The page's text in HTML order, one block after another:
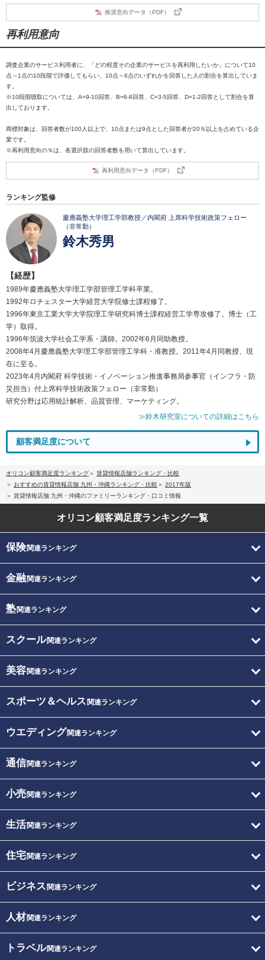
推奨意向データ（PDF）
再利用意向
調査企業のサービス利用者に、「どの程度その企業のサービスを再利用したいか」について10
点～1点の10段階で評価してもらい、10点～6点のいずれかを回答した人の割合を算出していま
す。
※10段階聴取については、A=9-10回答、B=6-8回答、C=3-5回答、D=1-2回答として割合を算
出しております。
商標対象は、回答者数が100人以上で、10点または9点とした回答者が20％以上を占めている企
業です。
※再利用意向の％は、各選択肢の回答者数を用いて算出しています。
再利用意向データ（PDF）
ランキング監修
慶應義塾大学理工学部教授／内閣府 上席科学技術政策フェロー
（非常勤）
鈴木秀男
【経歴】
1989年慶應義塾大学理工学部管理工学科卒業。
1992年ロチェスター大学経営大学院修士課程修了。
1996年東京工業大学大学院理工学研究科博士課程経営工学専攻修了。博士（工
学）取得。
1996年筑波大学社会工学系・講師。2002年6月同助教授。
2008年4月慶應義塾大学理工学部管理工学科・准教授。2011年4月同教授、現
在に至る。
2023年4月内閣府 科学技術・イノベーション推進事務局参事官（インフラ・防
災担当）付上席科学技術政策フェロー（非常勤）
研究分野は応用統計解析、品質管理、マーケティング。
≫鈴木研究室についての詳細はこちら
顧客満足度について
オリコン顧客満足度ランキング
賃貸情報店舗ランキング・比較
おすすめの賃貸情報店舗 九州・沖縄ランキング・比較
2017年版
賃貸情報店舗 九州・沖縄のファミリーランキング・口コミ情報
オリコン顧客満足度ランキング一覧
保険関連ランキング
金融関連ランキング
塾関連ランキング
スクール関連ランキング
美容関連ランキング
スポーツ＆ヘルス 関連ランキング
ウエディング関連ランキング
通信関連ランキング
小売関連ランキング
生活関連ランキング
住宅関連ランキング
ビジネス 関連ランキング
人材関連ランキング
トラベル関連ランキング